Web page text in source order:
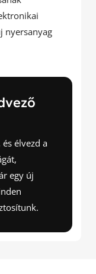
nyersanyag
élvezd a
egy új